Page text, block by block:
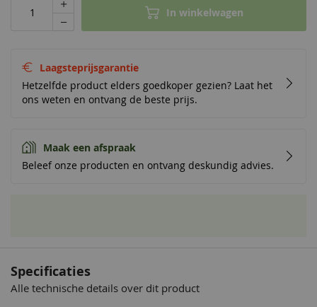
In winkelwagen
Laagsteprijsgarantie
Hetzelfde product elders goedkoper gezien? Laat het
ons weten en ontvang de beste prijs.
Maak een afspraak
Beleef onze producten en ontvang deskundig advies.
Specificaties
Alle technische details over dit product